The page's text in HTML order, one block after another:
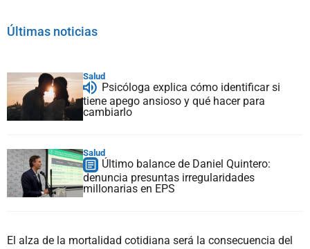
Últimas noticias
Salud
Psicóloga explica cómo identificar si
tiene apego ansioso y qué hacer para
cambiarlo
Salud
Último balance de Daniel Quintero:
denuncia presuntas irregularidades
millonarias en EPS
El alza de la mortalidad cotidiana será la consecuencia del